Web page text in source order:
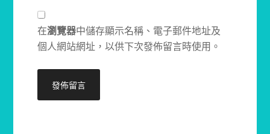
在瀏覽器中儲存顯示名稱、電子郵件地址及
個人網站網址，以供下次發佈留言時使用。